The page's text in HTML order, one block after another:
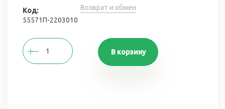
Код:
55571П-2203010
Возврат и обмен
В корзину